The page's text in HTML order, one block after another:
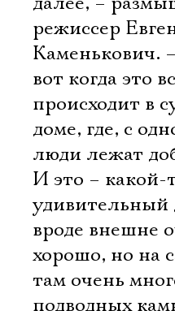
режиссер
Каменькович.
вот когда это
происходит в
доме, где, с
люди лежат
И это – какой-
удивительный
вроде внешне
хорошо, но на
там очень
подводных